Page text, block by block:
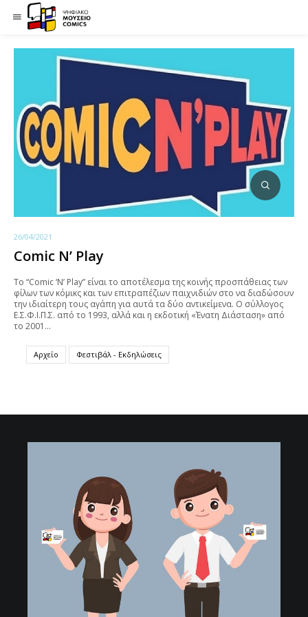
26/04/2021
Comic N’ Play
Το “Comic ‘N’ Play” είναι το αποτέλεσμα της κοινής προσπάθειας των
φίλων των κόμικς και των επιτραπέζιων παιχνιδιών στο να διαδώσουν
την ιδιαίτερη τους αγάπη για αυτά τα δύο αντικείμενα. Ο σύλλογος
Ε.Σ.Φ.Ι.Π.Σ. από το 1993, αλλά και η εκδοτική «Ένατη Διάσταση» από
το 2001…
Αρχείο Φεστιβάλ - Εκδηλώσεις